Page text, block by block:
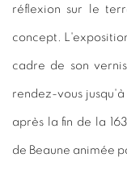
réflexion sur le
concept.
cadre de son
rendez-vous
après la fin de la
de Beaune animée